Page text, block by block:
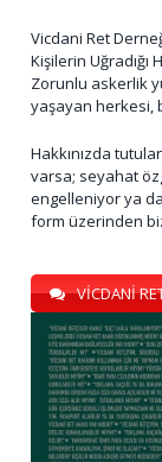
Vicdani Ret
Kişilerin Uğradığı
Zorunlu askerlik
yaşayan herkesi,
Hakkınızda
varsa; seyahat
engelleniyor ya
form üzerinden
VİCDANİ